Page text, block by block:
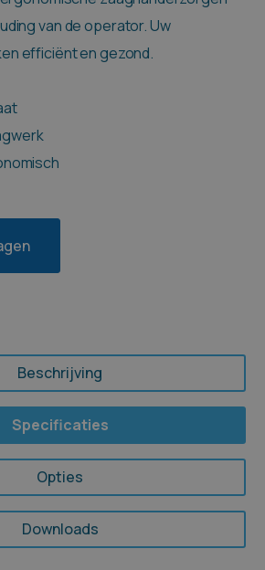
van de operator. Uw
efficiënt en gezond.
Specificaties
Opties
Downloads
Beschrijving